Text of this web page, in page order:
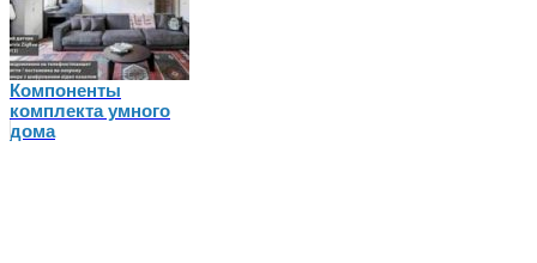
Компоненты
комплекта умного
дома